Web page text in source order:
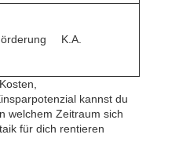
K.A.
kannst du
welchem Zeitraum sich
für dich rentieren